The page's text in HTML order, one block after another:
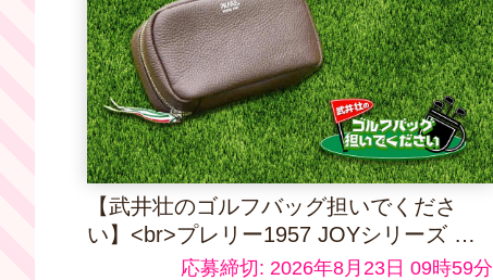
【武井壮のゴルフバッグ担いでくださ
い】<br>プレリー1957 JOYシリーズ ポ
ーチ ダークブラウン
応募締切: 2026年8月23日 09時59分